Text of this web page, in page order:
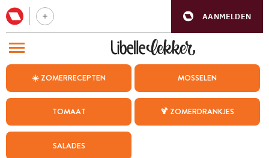
AANMELDEN
☀️ ZOMERRECEPTEN MOSSELEN
TOMAAT 🍹 ZOMERDRANKJES
SALADES
BEZOEK ONZE ANDERE WEBSITES
WEEKMENU
CHAT MET MAIA